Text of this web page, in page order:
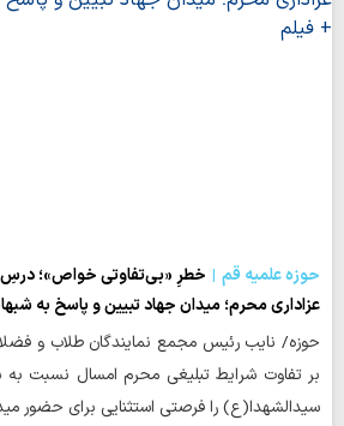
حوزه علمیه قم
خطرِ «بی‌تفاوتی خواص»؛ درسِ
عزاداری محرم؛ میدان جهاد تبیین و پاسخ به
حوزه/ نایب‌ رئیس مجمع نمایندگان طلاب و
بر تفاوت شرایط تبلیغی محرم امسال نسبت به
سیدالشهدا(ع) را فرصتی استثنایی برای حضور